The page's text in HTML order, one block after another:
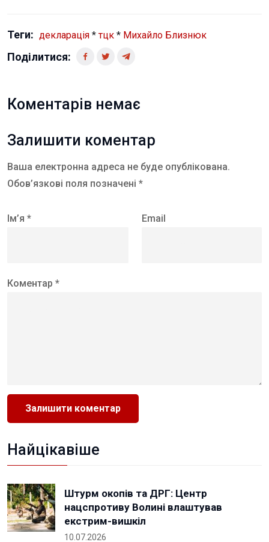
Теги: декларація *тцк * Михайло Близнюк
Поділитися:
Коментарів немає
Залишити коментар
Ваша електронна адреса не буде опублікована.
Обов’язкові поля позначені *
Ім’я * Email
Коментар *
Найцікавіше
Штурм окопів та ДРГ: Центр
нацспротиву Волині влаштував
екстрим-вишкіл
10.07.2026